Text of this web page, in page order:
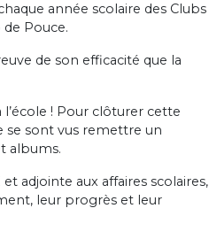
année scolaire des Clubs
de Pouce.
de son efficacité que la
! Pour clôturer cette
se sont vus remettre un
albums.
adjointe aux affaires scolaires,
leur progrès et leur